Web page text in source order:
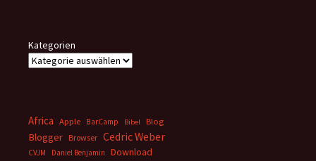
Kategorien
Africa Apple BarCamp Bibel Blog
Blogger Browser Cedric Weber
CVJM Daniel Benjamin Download